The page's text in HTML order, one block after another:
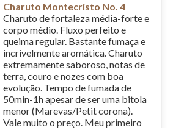
Charuto Montecristo No. 4
Charuto de fortaleza média-forte e
corpo médio. Fluxo perfeito e
queima regular. Bastante fumaça e
incrivelmente aromática. Charuto
extremamente saboroso, notas de
terra, couro e nozes com boa
evolução. Tempo de fumada de
50min-1h apesar de ser uma bitola
menor (Marevas/Petit corona).
Vale muito o preço. Meu primeiro